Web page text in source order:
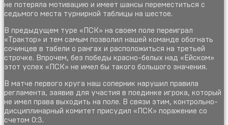
не потеряла мотивацию и имеет шансы переместиться с
седьмого места турнирной таблицы на шестое.
В предыдущем туре «ПСК» на своем поле переиграл
«Трактор» и тем самым позволил нашей команде обогнать
сочинцев в табели о рангах и расположиться на третьей
строчке. Впрочем, без победы красно-белых над «Ейском»
этот успех «ПСК» не имел бы такого большого значения.
В матче первого круга наш соперник нарушил правила
регламента, заявив для участия в поединке игрока, который
не имел права выходить на поле. В связи этим, контрольно-
дисциплинарный комитет присудил «ПСК» поражение со
счетом 0:3.